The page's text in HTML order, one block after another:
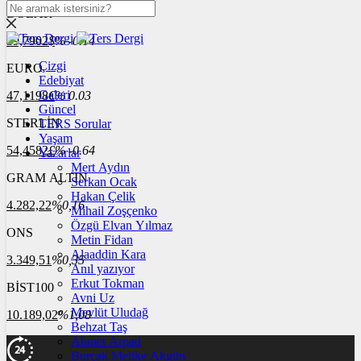
DOLAR
39,7902$% -0.14
EURO
47,1198€% 0.03
STERLİN
54,4582£% -0.64
GRAM ALTIN
4.282,22%0,16
ONS
3.349,51 %0,35
BİST100
10.189,02%1,08
Çizgi
Edebiyat
Galeri
Güncel
TERS Sorular
Yaşam
Yazarlar
Mert Aydın
Serkan Ocak
Hakan Çelik
Mihail Zoşçenko
Özgü Elvan Yılmaz
Metin Fidan
Alaaddin Kara
Anıl yazıyor
Erkut Tokman
Avni Uz
Mevlüt Uludağ
Behzat Taş
Ahmet Arpad
Burçak Melike Akgün